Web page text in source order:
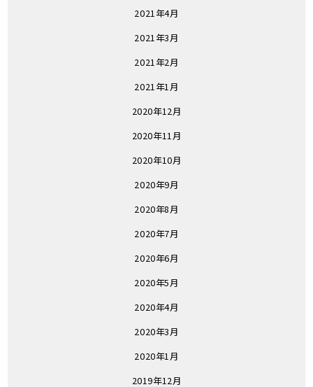
2021年4月
2021年3月
2021年2月
2021年1月
2020年12月
2020年11月
2020年10月
2020年9月
2020年8月
2020年7月
2020年6月
2020年5月
2020年4月
2020年3月
2020年1月
2019年12月